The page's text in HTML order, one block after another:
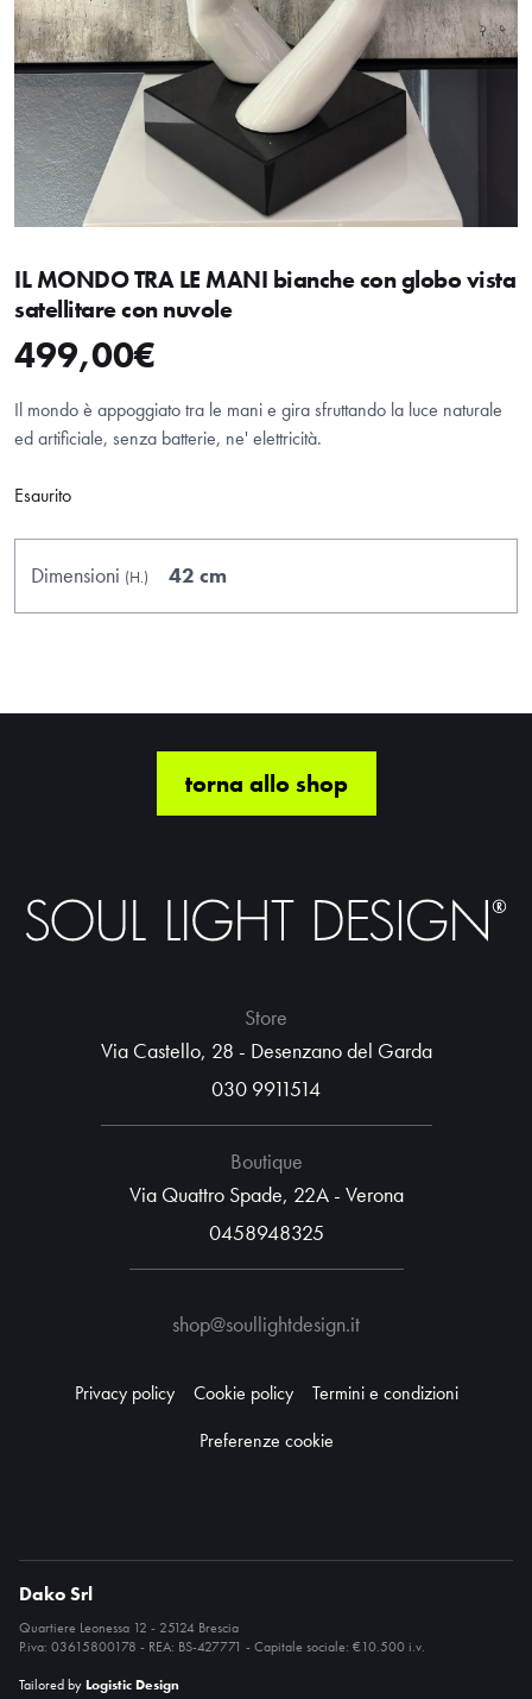
ABOUT
SHOP
IL MONDO TRA LE MANI bianche con globo vista
satellitare con nuvole
499,00€
Il mondo è appoggiato tra le mani e gira sfruttando la luce naturale
ed artificiale, senza batterie, ne' elettricità.
Esaurito
Dimensioni (H.) 42 cm
torna allo shop
Store
Via Castello, 28 - Desenzano del Garda
030 9911514
Boutique
Via Quattro Spade, 22A - Verona
0458948325
shop@soullightdesign.it
Privacy policy Cookie policy
Termini e condizioni
Preferenze cookie
Dako Srl
Quartiere Leonessa 12 - 25124 Brescia
P.iva: 03615800178 - REA: BS-427771 - Capitale sociale: €10.500 i.v.
Tailored byLogistic Design